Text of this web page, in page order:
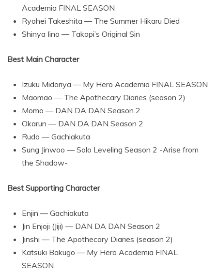
Academia FINAL SEASON
Ryohei Takeshita — The Summer Hikaru Died
Shinya Iino — Takopi’s Original Sin
Best Main Character
Izuku Midoriya — My Hero Academia FINAL SEASON
Maomao — The Apothecary Diaries (season 2)
Momo — DAN DA DAN Season 2
Okarun — DAN DA DAN Season 2
Rudo — Gachiakuta
Sung Jinwoo — Solo Leveling Season 2 -Arise from
the Shadow-
Best Supporting Character
Enjin — Gachiakuta
Jin Enjoji (Jiji) — DAN DA DAN Season 2
Jinshi — The Apothecary Diaries (season 2)
Katsuki Bakugo — My Hero Academia FINAL
SEASON